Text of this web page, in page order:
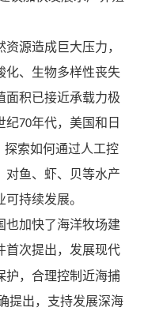
源造成巨大压力，
化、生物多样性丧失
面积已接近承载力极
纪70年代，美国和日
探索如何通过人工控
对鱼、虾、贝等水产
持续发展。
也加快了海洋牧场建
首次提出，发展现代
护，合理控制近海捕
提出，支持发展深海